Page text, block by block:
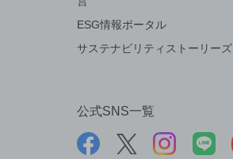
ESG情報ポータル
サステナビリティストーリーズ
公式SNS一覧